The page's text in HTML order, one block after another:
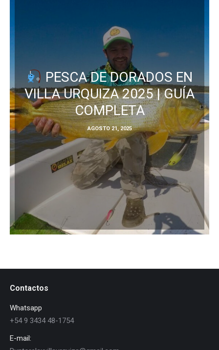
PESCA DE DORADOS EN
VILLA URQUIZA 2025 | GUÍA
COMPLETA
AGOSTO 21, 2025
Contactos
Whatsapp
+54 9 3434 48-1754
E-mail: